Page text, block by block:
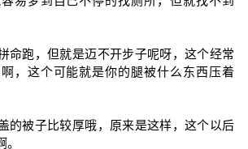
命跑，但就是迈不开步子呢呀，这个经常
，这个可能就是你的腿被什么东西压着
的被子比较厚哦，原来是这样，这个以后